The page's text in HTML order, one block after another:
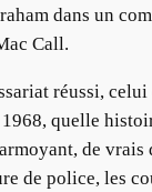
dans un
Call.
réussi, celui
quelle
de vrais
de police, les